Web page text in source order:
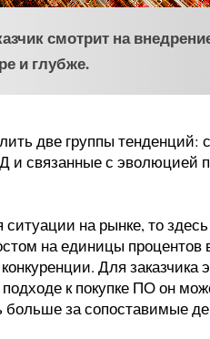
смотрит на
и глубже.
две группы тенденций:
и связанные с эволюцией
ситуации на рынке, то
на единицы процентов
Для заказчика
к покупке ПО он
больше за сопоставимые